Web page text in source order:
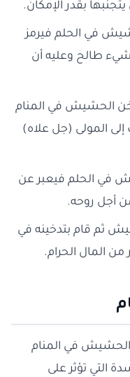
بقدر الإمكان.
في الحلم فيرمز
شيء طالح وعليه أن
الحشيش في المنام
المولى (جل علاه)
في الحلم فيعبر عن
أجل روحه.
ثم قام بتدخينه في
من المال الحرام.
الحشيش في المنام
التي تؤثر على